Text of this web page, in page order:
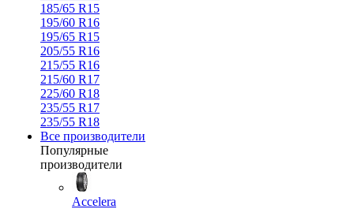
185/65 R15
195/60 R16
195/65 R15
205/55 R16
215/55 R16
215/60 R17
225/60 R18
235/55 R17
235/55 R18
Все производители
Популярные
производители
Accelera